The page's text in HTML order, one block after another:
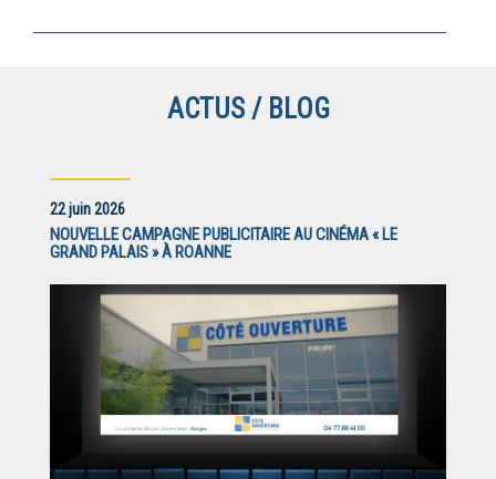
ACTUS / BLOG
22 juin 2026
NOUVELLE CAMPAGNE PUBLICITAIRE AU CINÉMA « LE
GRAND PALAIS » À ROANNE